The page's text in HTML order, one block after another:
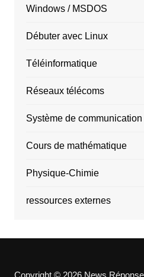
Windows / MSDOS
Débuter avec Linux
Téléinformatique
Réseaux télécoms
Système de communication
Cours de mathématique
Physique-Chimie
ressources externes
Copyright © 2026 News